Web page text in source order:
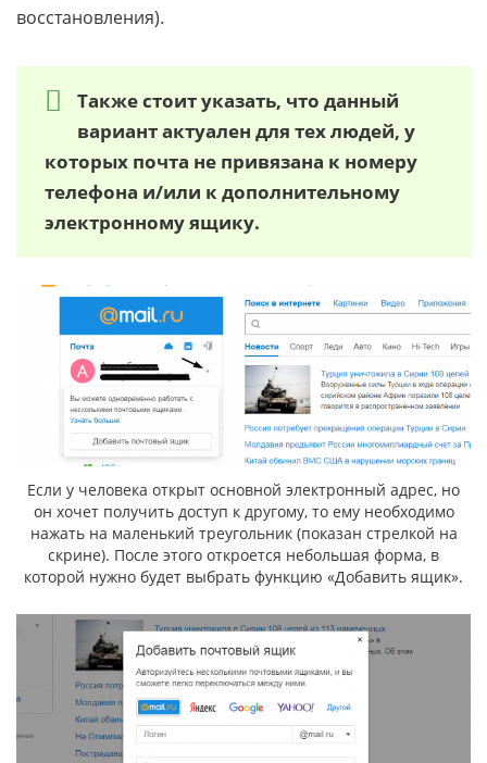
восстановления).
Также стоит указать, что данный
вариант актуален для тех людей, у
которых почта не привязана к номеру
телефона и/или к дополнительному
электронному ящику.
Если у человека открыт основной электронный адрес, но
он хочет получить доступ к другому, то ему необходимо
нажать на маленький треугольник (показан стрелкой на
скрине). После этого откроется небольшая форма, в
которой нужно будет выбрать функцию «Добавить ящик».